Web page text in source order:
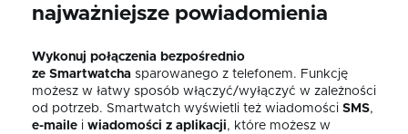
najważniejsze powiadomienia
Wykonuj połączenia bezpośrednio
ze Smartwatcha sparowanego z telefonem. Funkcję
możesz w łatwy sposób włączyć/wyłączyć w zależności
od potrzeb. Smartwatch wyświetli też wiadomości SMS,
e-maile i wiadomości z aplikacji, które możesz w